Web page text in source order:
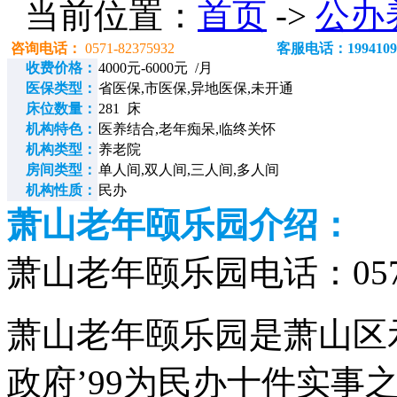
当前位置： 首页 -> 公办
咨询电话： 0571-82375932
客服电话：
收费价格： 4000元-6000元 /月
医保类型： 省医保,市医保,异地医保,未开通
床位数量： 281 床
机构特色： 医养结合,老年痴呆,临终关怀
机构类型： 养老院
房间类型： 单人间,双人间,三人间,多人间
机构性质： 民办
萧山老年颐乐园介绍：
萧山老年颐乐园电话：
萧山老年颐乐园是萧山
政府’99为民办十件实事